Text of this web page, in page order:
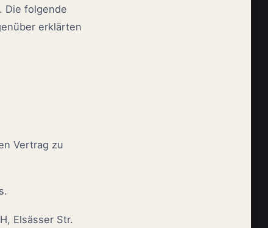
Die folgende
erklärten
Vertrag zu
Elsässer Str.